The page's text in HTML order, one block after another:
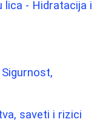
lica - Hidratacija i
saveti i rizici